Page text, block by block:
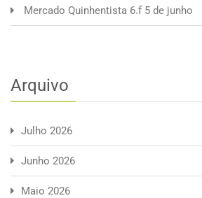
Mercado Quinhentista 6.f 5 de junho
Arquivo
Julho 2026
Junho 2026
Maio 2026